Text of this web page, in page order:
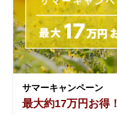
サマーキャンペーン
最大約17万円お得！